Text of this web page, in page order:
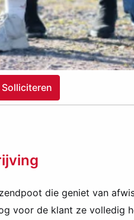
Solliciteren
die geniet van
voor de klant ze volledig